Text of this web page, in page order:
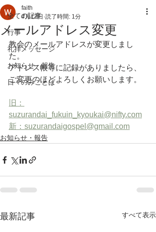
全ての記事
行事
礼拝メッセージ
お知らせ・報告
日々のみことば
メールアドレス変更
faith
4月12日 読了時間: 1分
教会のメールアドレスが変更しまし
た。
アドレス帳等に記録がありましたら、
ご変更のほどよろしくお願いします。
旧：
suzurandai_fukuin_kyoukai@nifty.com
新：suzurandaigospel@gmail.com
お知らせ・報告
最新記事 すべて表示